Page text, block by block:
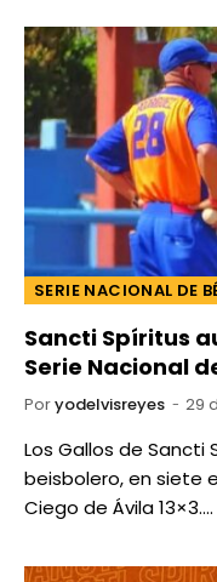
SERIE NACIONAL DE
Sancti Spíritus
Serie Nacional
Poryodelvisreyes 29
Los Gallos de
beisbolero, en siete
Ciego de Ávila 13×3.…